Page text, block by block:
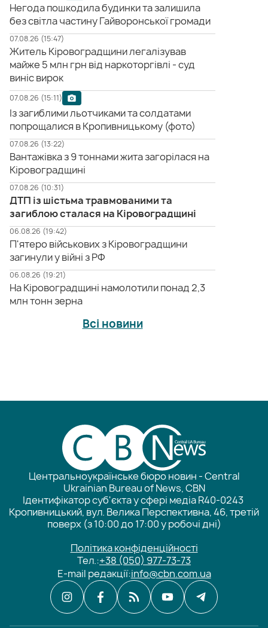
Негода пошкодила будинки та залишила
без світла частину Гайворонської громади
07.08.26 (15:47)
Житель Кіровоградщини легалізував
майже 5 млн грн від наркоторгівлі - суд
виніс вирок
07.08.26 (15:11)
Із загиблими льотчиками та солдатами
попрощалися в Кропивницькому (фото)
07.08.26 (13:22)
Вантажівка з 9 тоннами жита загорілася на
Кіровоградщині
07.08.26 (10:31)
ДТП із шістьма травмованими та
загиблою сталася на Кіровоградщині
06.08.26 (19:42)
П'ятеро військових з Кіровоградщини
загинули у війні з РФ
06.08.26 (19:21)
На Кіровоградщині намолотили понад 2,3
млн тонн зерна
Всі новини
Центральноукраїнське бюро новин - Central
Ukrainian Bureau of News, CBN
Ідентифікатор суб'єкта у сфері медіа R40-0243
Кропивницький, вул. Велика Перспективна, 46, третій
поверх (з 10:00 до 17:00 у робочі дні)
Політика конфіденційності
Тел.:+38 (050) 977-73-73
E-mail редакції:info@cbn.com.ua